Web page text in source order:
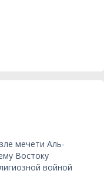
мечети Аль-
Востоку
войной